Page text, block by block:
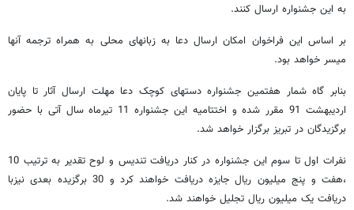
به این جشنواره ارسال کنند.
بر اساس این فراخوان امکان ارسال دعا به زبانهای محلی به همراه ترجمه آنها
میسر خواهد بود.
بنابر گاه شمار هفتمین جشنواره دستهای کوچک دعا مهلت ارسال آثار تا پایان
اردیبهشت 91 مقرر شده و اختتامیه این جشنواره 11 تیرماه سال آتی با حضور
برگزیدگان در تبریز برگزار خواهد شد.
نفرات اول تا سوم این جشنواره در کنار دریافت تندیس و لوح تقدیر به ترتیب 10
،هفت و پنج میلیون ریال جایزه دریافت خواهند کرد و 30 برگزیده بعدی نیزبا
دریافت یک میلیون ریال تجلیل خواهند شد.